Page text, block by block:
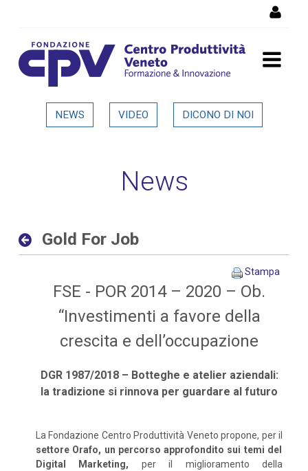
Gold For Job - Dettaglio in
NEWS VIDEO DICONO DI NOI
News
Gold For Job
Stampa
FSE - POR 2014 – 2020 – Ob.
“Investimenti a favore della
crescita e dell’occupazione
DGR 1987/2018 – Botteghe e atelier aziendali:
la tradizione si rinnova per guardare al futuro
La Fondazione Centro Produttività Veneto propone, per il
settore Orafo, un percorso approfondito sui temi del
Digital Marketing, per il miglioramento della